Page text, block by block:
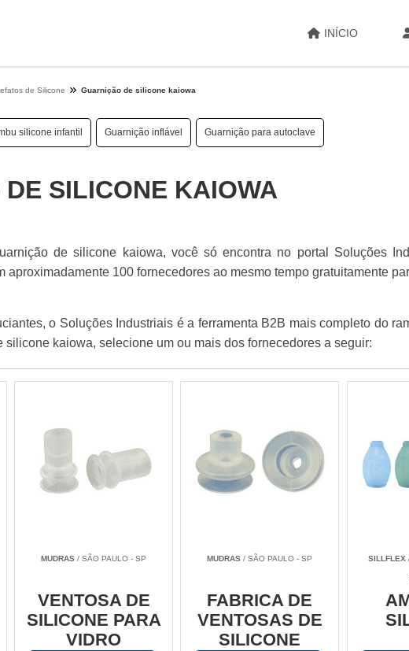
INÍCIO
de Silicone Guarnição de silicone kaiowa
silicone infantil Guarnição inflável Guarnição para autoclave
SILICONE KAIOWA
de silicone kaiowa, você só encontra no portal Soluções
aproximadamente 100 fornecedores ao mesmo tempo gratuitamente
o Soluções Industriais é a ferramenta B2B mais completo do
silicone kaiowa, selecione um ou mais dos fornecedores a seguir:
MUDRAS / SÃO PAULO - SP
VENTOSA DE
SILICONE PARA
VIDRO
MUDRAS / SÃO PAULO - SP
FABRICA DE
VENTOSAS DE
SILICONE
SILLFLEX/